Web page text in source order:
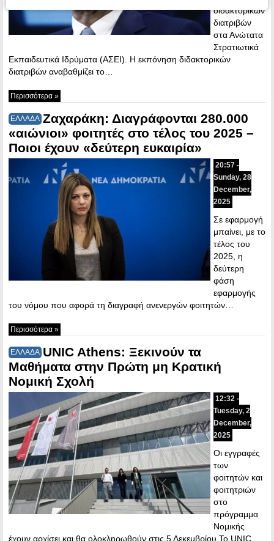
διδακτορικών
διατριβών
στα Ανώτατα
Στρατιωτικά
Εκπαιδευτικά Ιδρύματα (ΑΣΕΙ). Η εκπόνηση διδακτορικών
διατριβών αναβαθμίζει το…
Περισσότερα »
ΕΛΛΑΔΑ Ζαχαράκη: Διαγράφονται 280.000
«αιώνιοι» φοιτητές στο τέλος του 2025 –
Ποιοι έχουν «δεύτερη ευκαιρία»
20:57 -
Sunday, 28
December,
2025
Σε εφαρμογή
μπαίνει, με το
τέλος του
2025, η
δεύτερη
φάση
εφαρμογής
του νόμου που αφορά τη διαγραφή ανενεργών φοιτητών…
Περισσότερα »
ΕΛΛΑΔΑ UNIC Athens: Ξεκινούν τα
Μαθήματα στην Πρώτη μη Κρατική
Νομική Σχολή
12:32 -
Tuesday, 2
December,
2025
Οι εγγραφές
των
φοιτητών και
φοιτητριών
στο
πρόγραμμα
Νομικής
έχουν αρχίσει και θα ολοκληρωθούν στις 5 Δεκεμβρίου Το UNIC